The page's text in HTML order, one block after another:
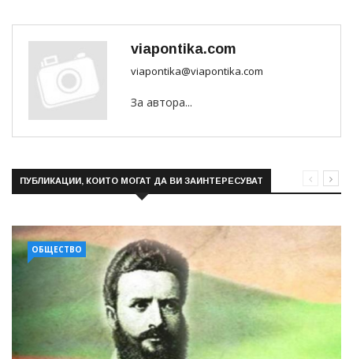
viapontika.com
viapontika@viapontika.com
За автора...
ПУБЛИКАЦИИ, КОИТО МОГАТ ДА ВИ ЗАИНТЕРЕСУВАТ
ОБЩЕСТВО